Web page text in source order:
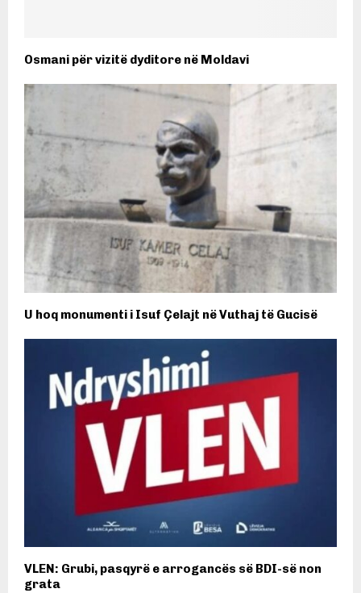
Osmani për vizitë dyditore në Moldavi
U hoq monumenti i Isuf Çelajt në Vuthaj të Gucisë
VLEN: Grubi, pasqyrë e arrogancës së BDI-së non
grata